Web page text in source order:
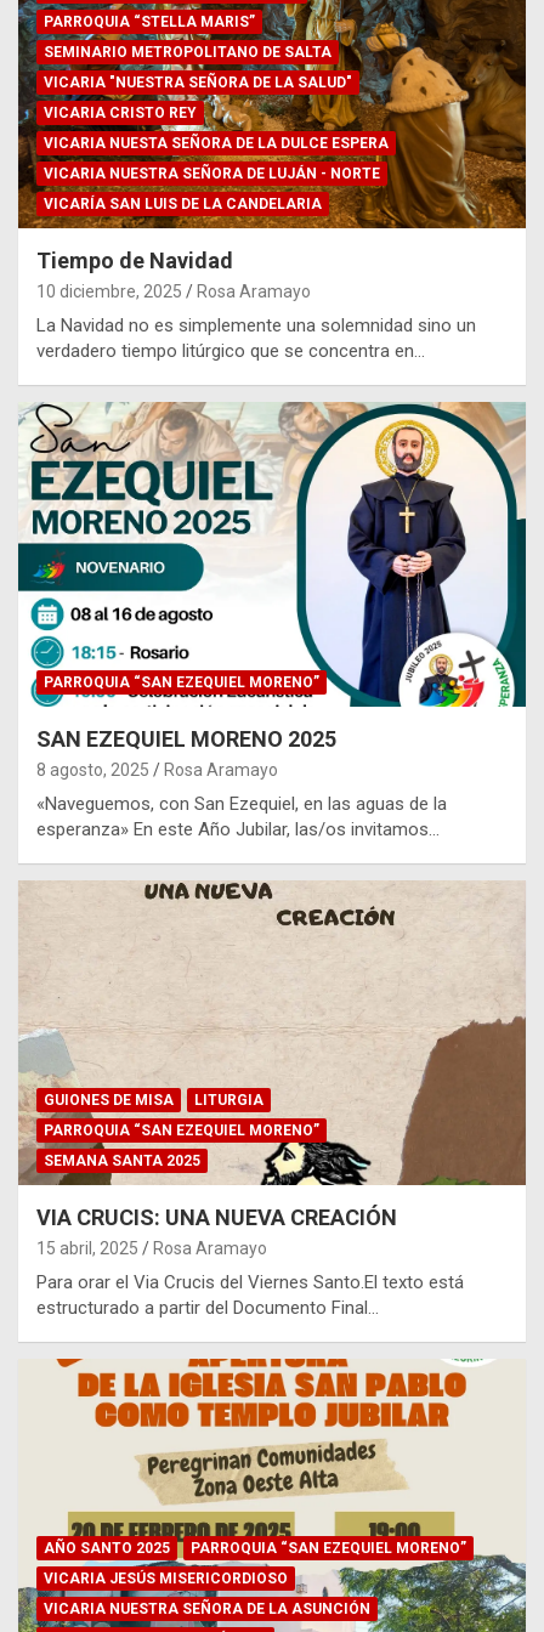
PARROQUIA “STELLA MARIS”
SEMINARIO METROPOLITANO DE SALTA
VICARIA "NUESTRA SEÑORA DE LA SALUD"
VICARIA CRISTO REY
VICARIA NUESTA SEÑORA DE LA DULCE ESPERA
VICARIA NUESTRA SEÑORA DE LUJÁN - NORTE
VICARÍA SAN LUIS DE LA CANDELARIA
Tiempo de Navidad
10 diciembre, 2025 Rosa Aramayo
La Navidad no es simplemente una solemnidad sino un
verdadero tiempo litúrgico que se concentra en…
PARROQUIA “SAN EZEQUIEL MORENO”
SAN EZEQUIEL MORENO 2025
8 agosto, 2025 Rosa Aramayo
«Naveguemos, con San Ezequiel, en las aguas de la
esperanza» En este Año Jubilar, las/os invitamos…
GUIONES DE MISA
LITURGIA
PARROQUIA “SAN EZEQUIEL MORENO”
SEMANA SANTA 2025
VIA CRUCIS: UNA NUEVA CREACIÓN
15 abril, 2025 Rosa Aramayo
Para orar el Via Crucis del Viernes Santo.El texto está
estructurado a partir del Documento Final…
AÑO SANTO 2025
PARROQUIA “SAN EZEQUIEL MORENO”
VICARIA JESÚS MISERICORDIOSO
VICARIA NUESTRA SEÑORA DE LA ASUNCIÓN
MILAGRO
PARROQUIA "MEDALLA MILAGROSA"
PARROQUIA "NATIVIDAD DEL SEÑOR Y SAGRADA FAMILIA"
PARROQUIA "SAN ANTONIO" - LA VIÑA